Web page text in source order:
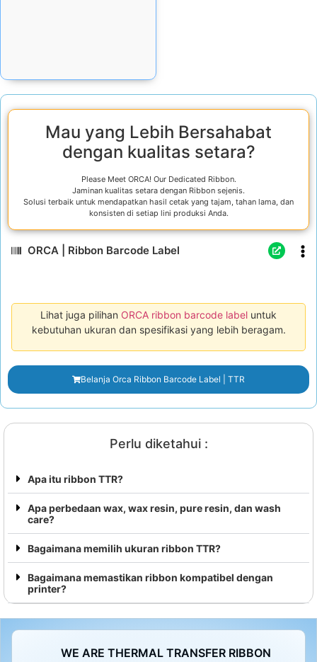
Mau yang Lebih Bersahabat
dengan kualitas setara?
Please Meet ORCA! Our Dedicated Ribbon.
Jaminan kualitas setara dengan Ribbon sejenis.
Solusi terbaik untuk mendapatkan hasil cetak yang tajam, tahan lama, dan
konsisten di setiap lini produksi Anda.
ORCA | Ribbon Barcode Label
Lihat juga pilihan ORCA ribbon barcode label untuk
kebutuhan ukuran dan spesifikasi yang lebih beragam.
Belanja Orca Ribbon Barcode Label | TTR
Perlu diketahui :
Apa itu ribbon TTR?
Apa perbedaan wax, wax resin, pure resin, dan wash
care?
Bagaimana memilih ukuran ribbon TTR?
Bagaimana memastikan ribbon kompatibel dengan
printer?
WE ARE THERMAL TRANSFER RIBBON